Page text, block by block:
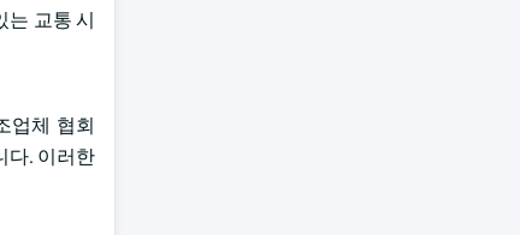
는 교통 시
업체 협회
다. 이러한